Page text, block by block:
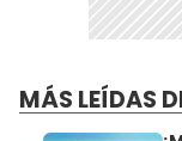
MÁS LEÍDAS